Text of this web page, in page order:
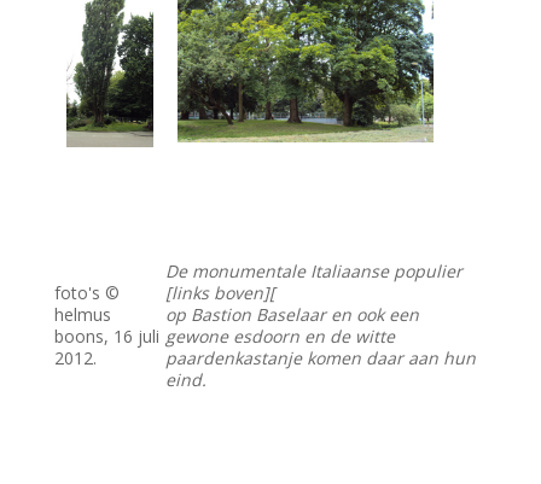
foto's ©
helmus
boons, 16 juli
2012.
De monumentale Italiaanse populier
[links boven][
op Bastion Baselaar en ook een
gewone esdoorn en de witte
paardenkastanje komen daar aan hun
eind.